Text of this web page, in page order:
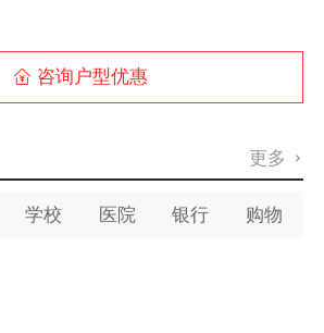
 咨询户型优惠
更多 
学校 医院 银行 购物